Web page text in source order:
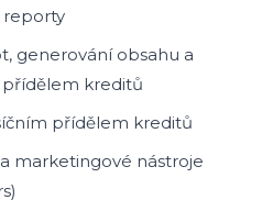
reporty
generování obsahu a
přídělem kreditů
přídělem kreditů
marketingové nástroje